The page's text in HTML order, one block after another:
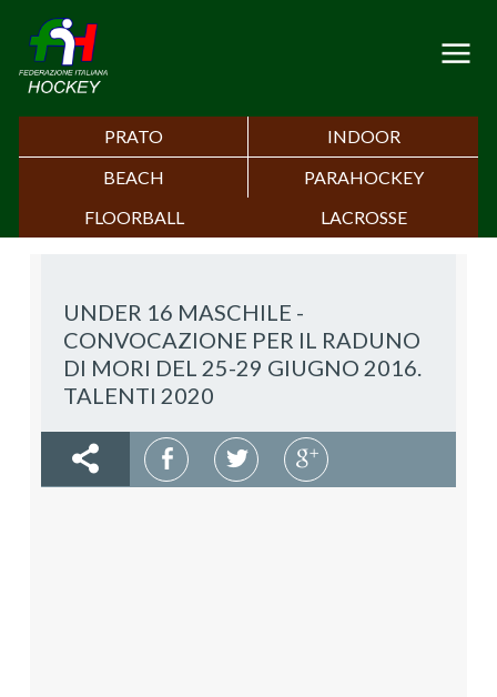
PRATO
INDOOR
BEACH
PARAHOCKEY
FLOORBALL
LACROSSE
UNDER 16 MASCHILE -
CONVOCAZIONE PER IL RADUNO
DI MORI DEL 25-29 GIUGNO 2016.
TALENTI 2020